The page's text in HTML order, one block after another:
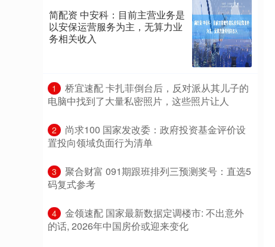
简配资 中安科：目前主营业务是
以安保运营服务为主，无算力业
务相关收入
1
​桥宜速配 卡扎菲倒台后，反对派从其儿子的
电脑中找到了大量私密照片，这些照片让人
2
​尚求100 国家发改委：政府投资基金评价设
置投向领域负面行为清单
3
​聚合财富 091期跟班排列三预测奖号：直选5
码复式参考
4
​金领速配 国家最新数据定调楼市: 不出意外
的话, 2026年中国房价或迎来变化